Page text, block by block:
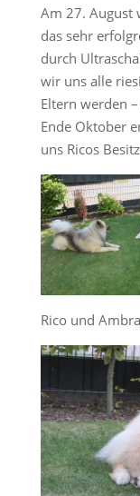
Am 27. August
das sehr
durch
wir uns alle
Eltern werden
Ende Oktober
uns Ricos
Rico und